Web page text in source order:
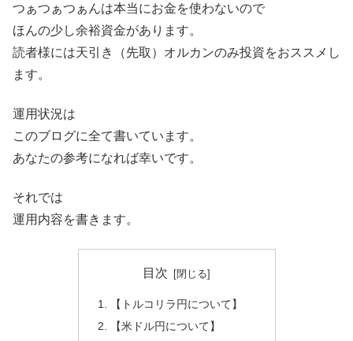
つぁつぁつぁんは本当にお金を使わないので
ほんの少し余裕資金があります。
読者様には天引き（先取）オルカンのみ投資をおススメし
ます。
運用状況は
このブログに全て書いています。
あなたの参考になれば幸いです。
それでは
運用内容を書きます。
目次
【トルコリラ円について】
【米ドル円について】